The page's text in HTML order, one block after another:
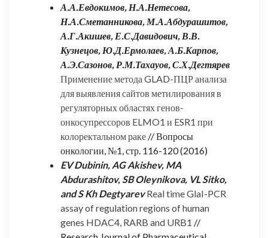
А.А.Евдокимов, Н.А.Нетесова,
Н.А.Сметанникова, М.А.Абдурашитов,
А.Г.Акишев, Е.С.Давидович, В.В.
Кузнецов, Ю.Д.Ермолаев, А.Б.Карпов,
А.Э.Сазонов, Р.М.Тахауов, С.Х.Дегтярев
Применение метода GLAD-ПЦР анализа
для выявления сайтов метилирования в
регуляторных областях генов-
онкосупрессоров ELMO1 и ESR1 при
колоректальном раке // Вопросы
онкологии, №1, стр. 116-120 (2016)
EV Dubinin, AG Akishev, MA
Abdurashitov, SB Oleynikova, VL Sitko,
and S Kh Degtyarev Real time GlaI-PCR
assay of regulation regions of human
genes HDAC4, RARB and URB1 //